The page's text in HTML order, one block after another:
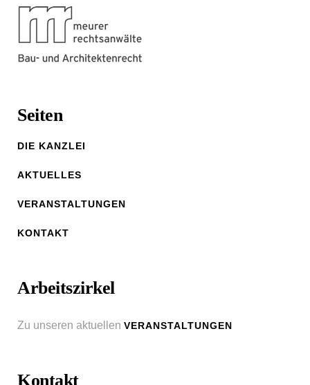
Seiten
DIE KANZLEI
AKTUELLES
VERANSTALTUNGEN
KONTAKT
Arbeitszirkel
Zu unseren aktuellen VERANSTALTUNGEN
Kontakt